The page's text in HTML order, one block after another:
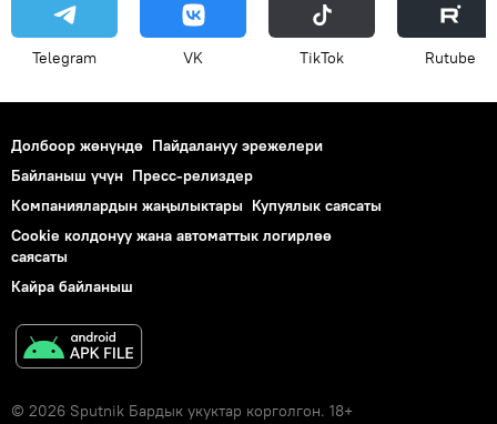
Telegram VK ТikТоk Rutube
Долбоор жөнүндө Пайдалануу эрежелери
Байланыш үчүн Пресс-релиздер
Компаниялардын жаңылыктары Купуялык саясаты
Cookie колдонуу жана автоматтык логирлөө
саясаты
Кайра байланыш
© 2026 Sputnik Бардык укуктар корголгон. 18+